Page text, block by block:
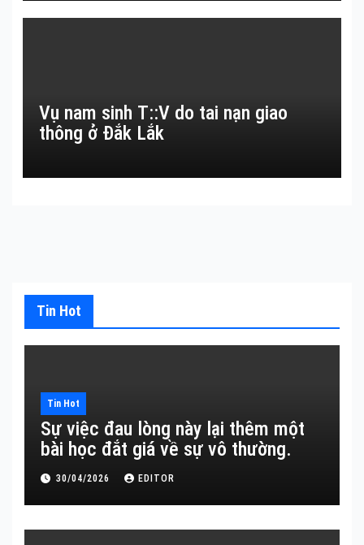
Vụ nam sinh T::V do tai nạn giao
thông ở Đắk Lắk
Tin Hot
Tin Hot
Sự việc đau lòng này lại thêm một
bài học đắt giá về sự vô thường.
30/04/2026 EDITOR